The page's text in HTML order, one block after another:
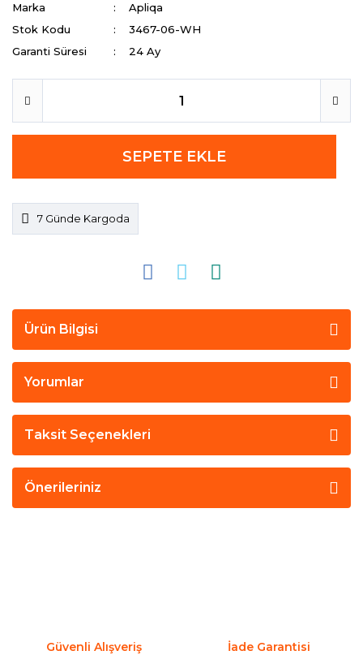
Marka
Apliqa
Stok Kodu
3467-06-WH
Garanti Süresi
24 Ay
SEPETE EKLE
7 Günde Kargoda
Ürün Bilgisi
Yorumlar
Taksit Seçenekleri
Önerileriniz
Güvenli Alışveriş İade Garantisi